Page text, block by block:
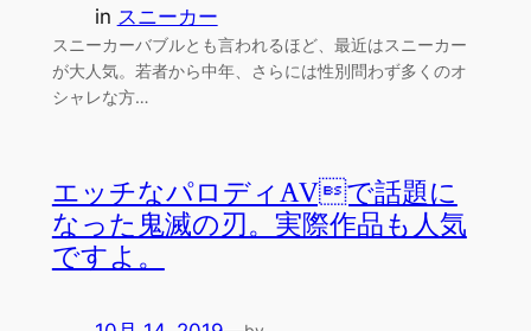
in スニーカー
スニーカーバブルとも言われるほど、最近はスニーカー
が大人気。若者から中年、さらには性別問わず多くのオ
シャレな方…
エッチなパロディAVで話題に
なった鬼滅の刃。実際作品も人気
ですよ。